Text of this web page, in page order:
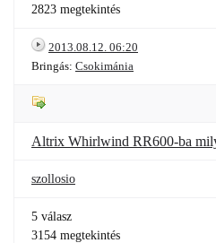
2823 megtekintés
2013.08.12. 06:20
Bringás: Csokimánia
Altrix Whirlwind RR600-ba
szollosio
5 válasz
3154 megtekintés